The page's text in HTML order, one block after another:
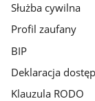
Służba cywilna
Profil zaufany
BIP
Deklaracja
Klauzula RODO